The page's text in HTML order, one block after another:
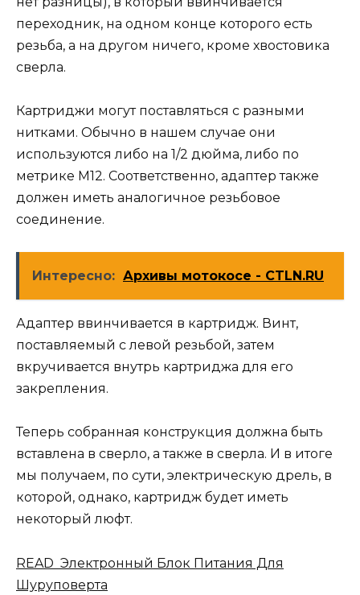
переходник, на одном конце которого есть
резьба, а на другом ничего, кроме хвостовика
сверла.
Картриджи могут поставляться с разными
нитками. Обычно в нашем случае они
используются либо на 1/2 дюйма, либо по
метрике M12. Соответственно, адаптер также
должен иметь аналогичное резьбовое
соединение.
Интересно: Архивы мотокосе - CTLN.RU
Адаптер ввинчивается в картридж. Винт,
поставляемый с левой резьбой, затем
вкручивается внутрь картриджа для его
закрепления.
Теперь собранная конструкция должна быть
вставлена ​​в сверло, а также в сверла. И в итоге
мы получаем, по сути, электрическую дрель, в
которой, однако, картридж будет иметь
некоторый люфт.
READ Электронный Блок Питания Для
Шуруповерта